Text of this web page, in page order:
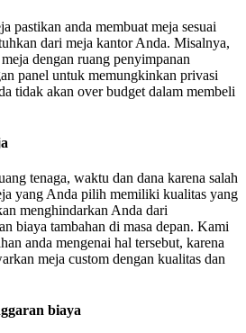
pastikan anda membuat meja sesuai
dari meja kantor Anda. Misalnya,
dengan ruang penyimpanan
panel untuk memungkinkan privasi
tidak akan over budget dalam membeli
tenaga, waktu dan dana karena salah
yang Anda pilih memiliki kualitas yang
menghindarkan Anda dari
biaya tambahan di masa depan. Kami
anda mengenai hal tersebut, karena
meja custom dengan kualitas dan
biaya